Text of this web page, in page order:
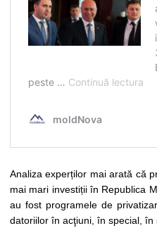
Analiza experților mai arată că
mai mari investiții în Republica
au fost programele de
datoriilor în acţiuni, în special, în